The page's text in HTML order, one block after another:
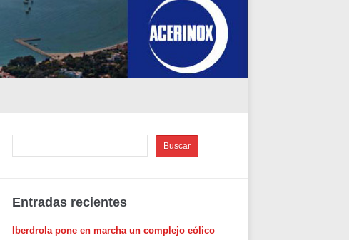
Entradas recientes
Iberdrola pone en marcha un complejo eólico